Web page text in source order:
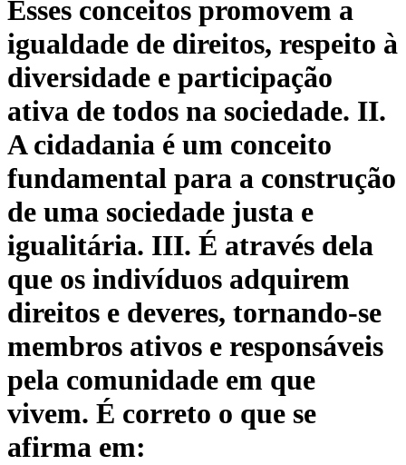
Esses conceitos promovem a
igualdade de direitos, respeito à
diversidade e participação
ativa de todos na sociedade. II.
A cidadania é um conceito
fundamental para a construção
de uma sociedade justa e
igualitária. III. É através dela
que os indivíduos adquirem
direitos e deveres, tornando-se
membros ativos e responsáveis
pela comunidade em que
vivem. É correto o que se
afirma em: